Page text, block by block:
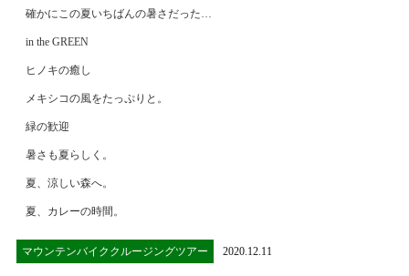
確かにこの夏いちばんの暑さだった…
in the GREEN
ヒノキの癒し
メキシコの風をたっぷりと。
緑の歓迎
暑さも夏らしく。
夏、涼しい森へ。
夏、カレーの時間。
マウンテンバイククルージングツアー 2020.12.11